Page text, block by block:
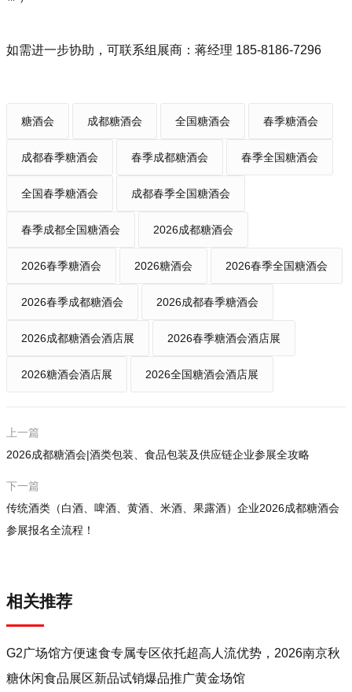
如需进一步协助，可联系组展商：蒋经理 185-8186-7296‌
糖酒会 成都糖酒会 全国糖酒会 春季糖酒会
成都春季糖酒会 春季成都糖酒会 春季全国糖酒会
全国春季糖酒会 成都春季全国糖酒会
春季成都全国糖酒会 2026成都糖酒会
2026春季糖酒会 2026糖酒会 2026春季全国糖酒会
2026春季成都糖酒会 2026成都春季糖酒会
2026成都糖酒会酒店展 2026春季糖酒会酒店展
2026糖酒会酒店展 2026全国糖酒会酒店展
上一篇
2026成都糖酒会|酒类包装、食品包装及供应链企业参展全攻略
下一篇
传统酒类（白酒、啤酒、黄酒、米酒、果露酒）企业2026成都糖酒会
参展报名全流程！
相关推荐
G2广场馆方便速食专属专区依托超高人流优势，2026南京秋
糖休闲食品展区新品试销爆品推广黄金场馆